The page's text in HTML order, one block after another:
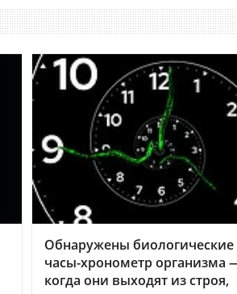
Обнаружены биологические
часы-хронометр организма
когда они выходят из строя,